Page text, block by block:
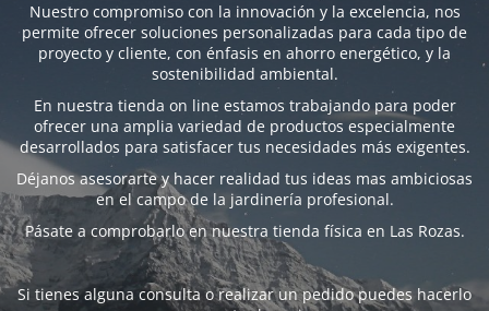
Nuestro compromiso con la innovación y la excelencia, nos
permite ofrecer soluciones personalizadas para cada tipo de
proyecto y cliente, con énfasis en ahorro energético, y la
sostenibilidad ambiental.
En nuestra tienda on line estamos trabajando para poder
ofrecer una amplia variedad de productos especialmente
desarrollados para satisfacer tus necesidades más exigentes.
Déjanos asesorarte y hacer realidad tus ideas mas ambiciosas
en el campo de la jardinería profesional.
Pásate a comprobarlo en nuestra tienda física en Las Rozas.
Si tienes alguna consulta o realizar un pedido puedes hacerlo